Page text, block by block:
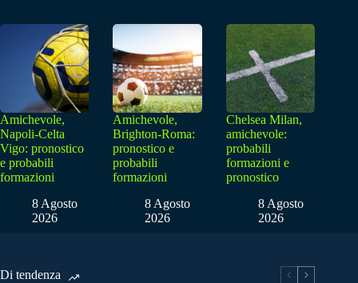
Amichevole,
Napoli-Celta
Vigo: pronostico
e probabili
formazioni
8 Agosto
2026
Amichevole,
Brighton-Roma:
pronostico e
probabili
formazioni
8 Agosto
2026
Chelsea Milan,
amichevole:
probabili
formazioni e
pronostico
8 Agosto
2026
Di tendenza